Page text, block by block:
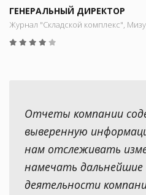
ГЕНЕРАЛЬНЫЙ ДИРЕКТОР
Журнал "Складской комплекс",
Отчеты компании
выверенную
нам отслеживать
намечать дальнейшие
деятельности